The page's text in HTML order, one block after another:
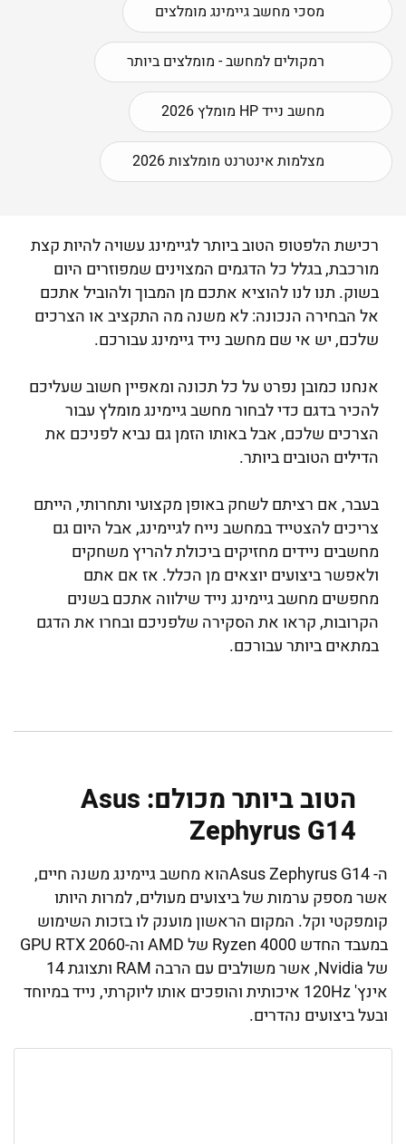
מסכי מחשב גיימינג מומלצים
רמקולים למחשב - מומלצים ביותר
מחשב נייד HP מומלץ 2026
מצלמות אינטרנט מומלצות 2026
רכישת הלפטופ הטוב ביותר לגיימינג עשויה להיות קצת
מורכבת, בגלל כל הדגמים המצוינים שמפוזרים היום
בשוק. תנו לנו להוציא אתכם מן המבוך ולהוביל אתכם
אל הבחירה הנכונה: לא משנה מה התקציב או הצרכים
שלכם, יש אי שם מחשב נייד גיימינג עבורכם.
אנחנו כמובן נפרט על כל תכונה ומאפיין חשוב שעליכם
להכיר בדגם כדי לבחור מחשב גיימינג מומלץ עבור
הצרכים שלכם, אבל באותו הזמן גם נביא לפניכם את
הדילים הטובים ביותר.
בעבר, אם רציתם לשחק באופן מקצועי ותחרותי, הייתם
צריכים להצטייד במחשב נייח לגיימינג, אבל היום גם
מחשבים ניידים מחזיקים ביכולת להריץ משחקים
ולאפשר ביצועים יוצאים מן הכלל. אז אם אתם
מחפשים מחשב גיימינג נייד שילווה אתכם בשנים
הקרובות, קראו את הסקירה שלפניכם ובחרו את הדגם
במתאים ביותר עבורכם.
הטוב ביותר מכולם: Asus
Zephyrus G14
ה- Asus Zephyrus G14הוא מחשב גיימינג משנה חיים,
אשר מספק ערמות של ביצועים מעולים, למרות היותו
קומפקטי וקל. המקום הראשון מוענק לו בזכות השימוש
במעבד החדש Ryzen 4000 של AMD וה-GPU RTX 2060
של Nvidia, אשר משולבים עם הרבה RAM ותצוגת 14
אינץ' 120Hz איכותית והופכים אותו ליוקרתי, נייד במיוחד
ובעל ביצועים נהדרים.